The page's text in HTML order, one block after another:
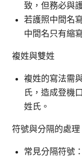
致，但務必與
若護照中間名
中間名只有縮
複姓與雙姓
複姓的寫法需
氏，造成登機
姓氏。
符號與分隔的處理
常見分隔符號